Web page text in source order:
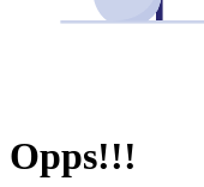
Opps!!!